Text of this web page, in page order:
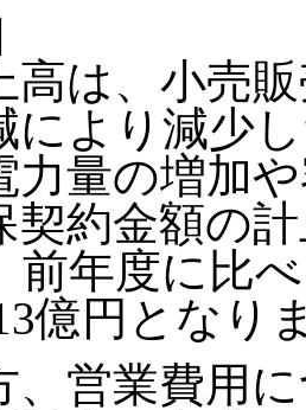
は、小売販
により減少
力量の増加
契約金額の
前年度に比
億円となり
営業費用